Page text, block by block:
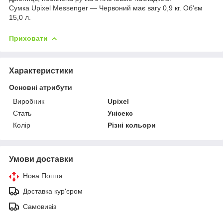
Сумка Upixel Messenger — Червоний має вагу 0,9 кг. Об'єм
15,0 л.
Приховати
Характеристики
Основні атрибути
Виробник
Upixel
Стать
Унісекс
Колір
Різні кольори
Умови доставки
Нова Пошта
Доставка кур'єром
Самовивіз